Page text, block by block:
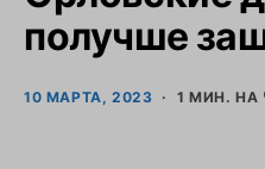
получше
10 МАРТА, 2023 1 МИН. НА